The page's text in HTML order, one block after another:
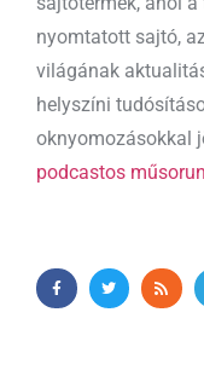
nyomtatott sajtó,
világának
helyszíni
oknyomozásokkal
podcastos